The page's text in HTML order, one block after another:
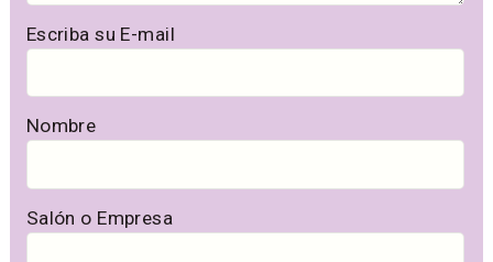
Escriba su E-mail
Nombre
Salón o Empresa